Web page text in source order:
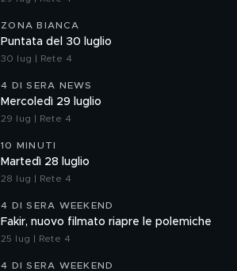
ZONA BIANCA
Puntata del 30 luglio
30 lug | Rete 4
4 DI SERA NEWS
Mercoledì 29 luglio
29 lug | Rete 4
10 MINUTI
Martedì 28 luglio
28 lug | Rete 4
4 DI SERA WEEKEND
Fakir, nuovo filmato riapre le polemiche
25 lug | Rete 4
4 DI SERA WEEKEND